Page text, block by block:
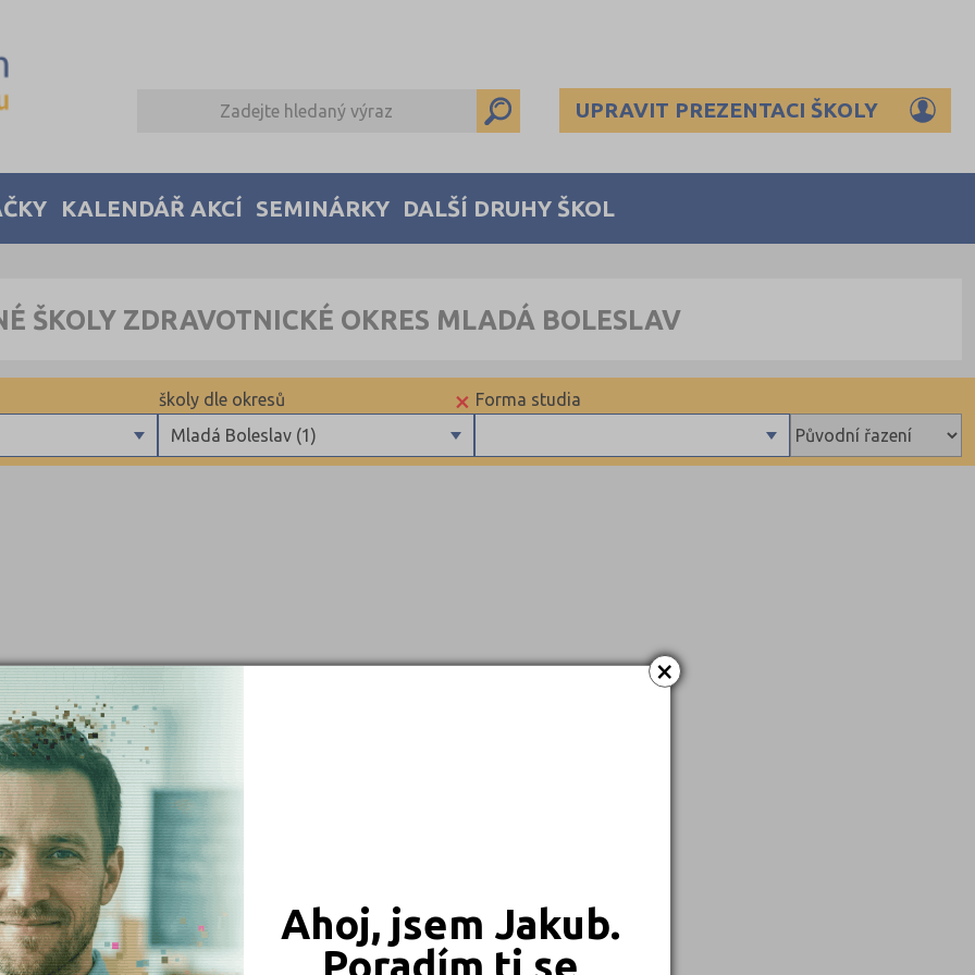
×
Ahoj, jsem Jakub.
Poradím ti se
UPRAVIT PREZENTACI ŠKOLY
KALENDÁŘ AKCÍ SEMINÁRKY DALŠÍ DRUHY ŠKOL
ŠKOLY ZDRAVOTNICKÉ OKRES MLADÁ BOLESLAV
Forma studia
×
Mladá Boleslav (1)
školy dle okresů
Domažlice (1)
Havlíčkův Brod (1)
Hodonín (1)
Hradec Králové (1)
Jihlava (2)
Karlovy Vary (1)
Kladno (1)
Kolín (1)
Kroměříž (1)